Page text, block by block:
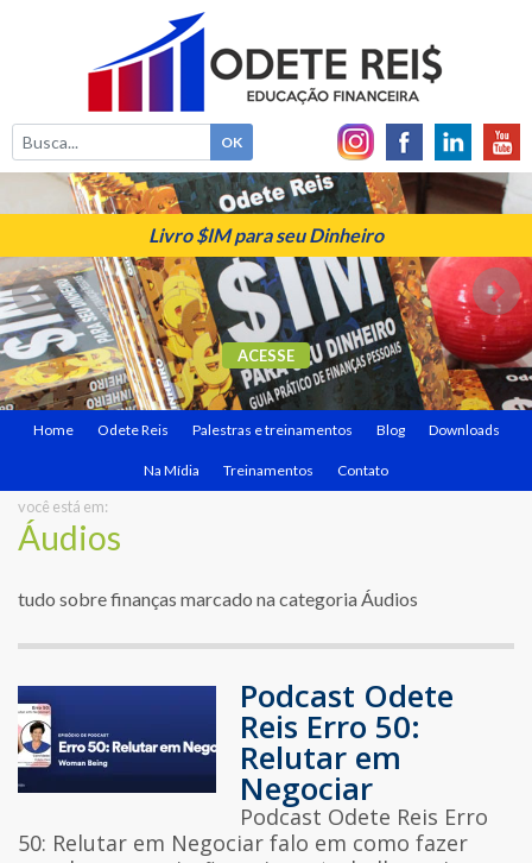
Livro $IM para seu Dinheiro
ACESSE
Home Odete Reis Palestras e treinamentos Blog Downloads
Na Mídia Treinamentos Contato
você está em:
Áudios
tudo sobre finanças marcado na categoria Áudios
Podcast Odete
Reis Erro 50:
Relutar em
Negociar
Podcast Odete Reis Erro
50: Relutar em Negociar falo em como fazer